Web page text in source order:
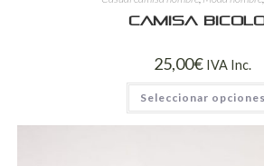
Camisa
25,00€ IVA Inc.
Seleccionar opciones